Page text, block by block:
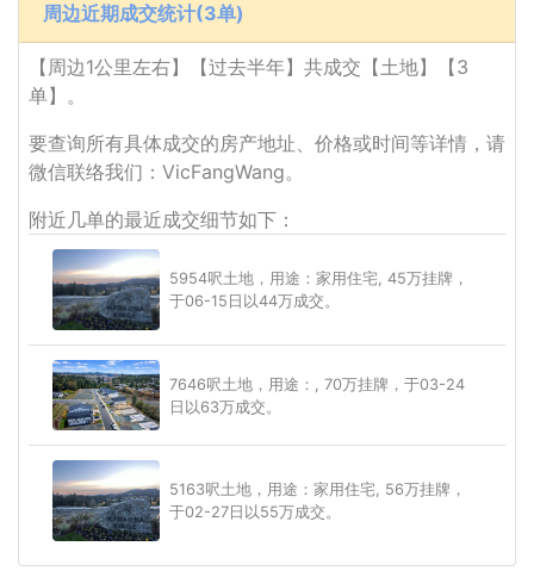
周边近期成交统计(3单)
【周边1公里左右】【过去半年】共成交【土地】【3
单】。
要查询所有具体成交的房产地址、价格或时间等详情，请
微信联络我们：VicFangWang。
附近几单的最近成交细节如下：
5954呎土地，用途：家用住宅, 45万挂牌，
于06-15日以44万成交。
7646呎土地，用途：, 70万挂牌，于03-24
日以63万成交。
5163呎土地，用途：家用住宅, 56万挂牌，
于02-27日以55万成交。